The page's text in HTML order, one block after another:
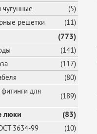
(5)
решетки
(11)
(773)
(141)
(117)
(80)
для
(189)
люки (83)
3634-99
(10)